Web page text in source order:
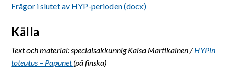
Frågor i slutet av HYP-perioden (docx)
Källa
Text och material: specialsakkunnig Kaisa Martikainen /HYPin
toteutus – Papunet(på finska)